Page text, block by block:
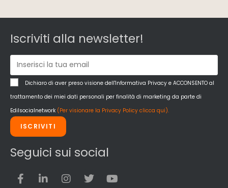
Iscriviti alla newsletter!
Dichiaro di aver preso visione dell'Informativa Privacy e ACCONSENTO al
trattamento dei miei dati personali per finalità di marketing da parte di
Edilsocialnetwork (Per visionare la Privacy Policy clicca qui).
ISCRIVITI
Seguici sui social